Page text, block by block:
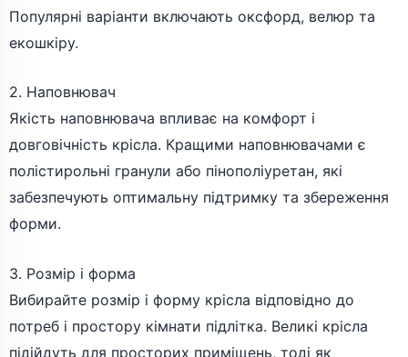
Популярні варіанти включають оксфорд, велюр та
екошкіру.
2. Наповнювач
Якість наповнювача впливає на комфорт і
довговічність крісла. Кращими наповнювачами є
полістирольні гранули або пінополіуретан, які
забезпечують оптимальну підтримку та збереження
форми.
3. Розмір і форма
Вибирайте розмір і форму крісла відповідно до
потреб і простору кімнати підлітка. Великі крісла
підійдуть для просторих приміщень, тоді як